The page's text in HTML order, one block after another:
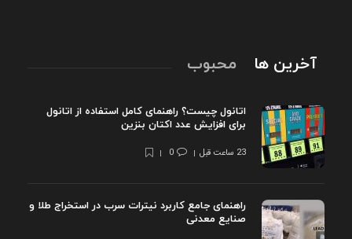
آخرین ها محبوب
اتانول چیست؟ راهنمای کامل استفاده از اتانول
برای افزایش عدد اکتان بنزین
23 ساعت قبل 0
راهنمای جامع کاربرد نیترات سرب در استخراج طلا و
صنایع معدنی